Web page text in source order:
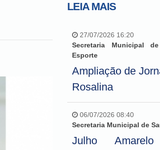
LEIA MAIS
27/07/2026 16:20
Secretaria Municipal
Esporte
Ampliação de
Rosalina
06/07/2026 08:40
Secretaria Municipal de
Julho